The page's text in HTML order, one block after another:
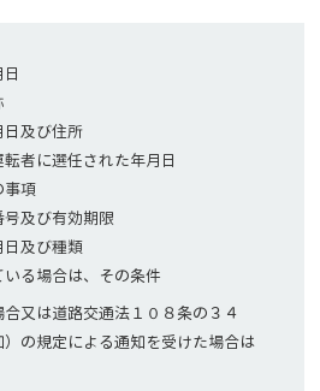
及び住所
者に選任された年月日
事項
及び有効期限
及び種類
る場合は、その条件
又は道路交通法１０８条の３４
）の規定による通知を受けた場合は